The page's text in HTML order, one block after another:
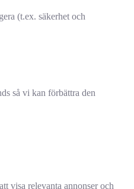
(t.ex. säkerhet och
så vi kan förbättra den
visa relevanta annonser och